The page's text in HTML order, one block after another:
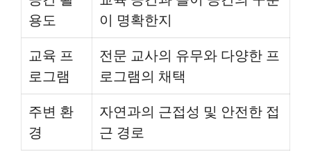
용도
이 명확한지
교육 프
로그램
전문 교사의 유무와 다양한 프
로그램의 채택
주변 환
경
자연과의 근접성 및 안전한 접
근 경로